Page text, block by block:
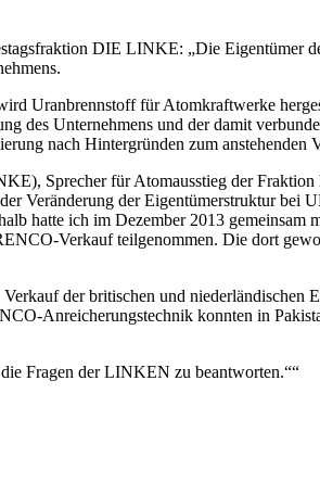
DIE LINKE: „Die Eigentümer
Uranbrennstoff für Atomkraftwerke
des Unternehmens und der damit
nach Hintergründen zum anstehenden
Sprecher für Atomausstieg der
Veränderung der Eigentümerstruktur bei
hatte ich im Dezember 2013
Verkauf teilgenommen. Die dort
der britischen und
Anreicherungstechnik konnten in
Fragen der LINKEN zu beantworten.““